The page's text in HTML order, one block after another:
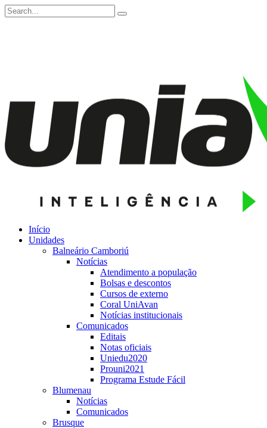
Início
Unidades
Balneário Camboriú
Notícias
Atendimento a população
Bolsas e descontos
Cursos de externo
Coral UniAvan
Notícias institucionais
Comunicados
Editais
Notas oficiais
Uniedu2020
Prouni2021
Programa Estude Fácil
Blumenau
Notícias
Comunicados
Brusque